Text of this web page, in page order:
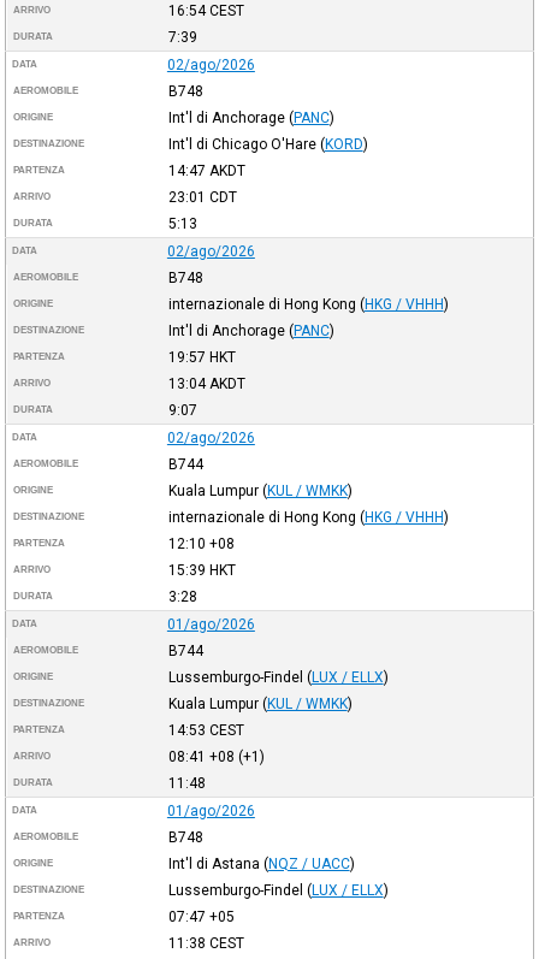
ARRIVO 16:54CEST
DURATA 7:39
DATA 02/ago/2026
AEROMOBILE B748
ORIGINE Int'l di Anchorage (PANC)
DESTINAZIONE Int'l di Chicago O'Hare (KORD)
PARTENZA 14:47 AKDT
ARRIVO 23:01 CDT
DURATA 5:13
DATA 02/ago/2026
AEROMOBILE B748
ORIGINE internazionale di Hong Kong (HKG / VHHH)
DESTINAZIONE Int'l di Anchorage (PANC)
PARTENZA 19:57 HKT
ARRIVO 13:04 AKDT
DURATA 9:07
DATA 02/ago/2026
AEROMOBILE B744
ORIGINE Kuala Lumpur (KUL / WMKK)
DESTINAZIONE internazionale di Hong Kong (HKG / VHHH)
PARTENZA 12:10 +08
ARRIVO 15:39 HKT
DURATA 3:28
DATA 01/ago/2026
AEROMOBILE B744
ORIGINE Lussemburgo-Findel (LUX / ELLX)
DESTINAZIONE Kuala Lumpur (KUL / WMKK)
PARTENZA 14:53 CEST
ARRIVO 08:41 +08 (+1)
DURATA 11:48
DATA 01/ago/2026
AEROMOBILE B748
ORIGINE Int'l di Astana (NQZ / UACC)
DESTINAZIONE Lussemburgo-Findel (LUX / ELLX)
PARTENZA 07:47 +05
ARRIVO 11:38 CEST